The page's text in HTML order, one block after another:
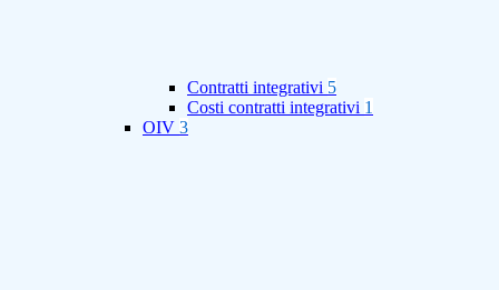
Contratti integrativi 5
Costi contratti integrativi 1
OIV 3